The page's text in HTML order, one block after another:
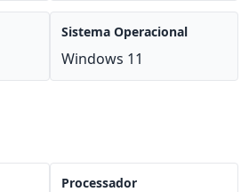
Sistema Operacional
Windows 11
Processador